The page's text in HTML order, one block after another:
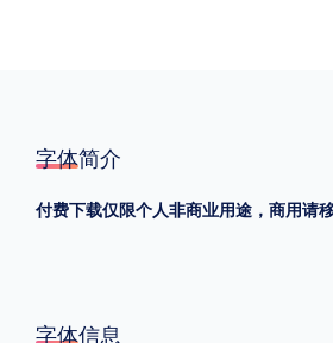
格式
字体简介
付费下载仅限个人非商业用途，商用请
字体信息